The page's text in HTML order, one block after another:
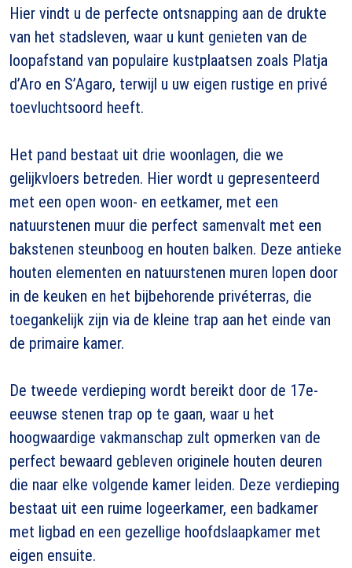
Hier vindt u de perfecte ontsnapping aan de drukte
van het stadsleven, waar u kunt genieten van de
loopafstand van populaire kustplaatsen zoals Platja
d’Aro en S’Agaro, terwijl u uw eigen rustige en privé
toevluchtsoord heeft.
Het pand bestaat uit drie woonlagen, die we
gelijkvloers betreden. Hier wordt u gepresenteerd
met een open woon- en eetkamer, met een
natuurstenen muur die perfect samenvalt met een
bakstenen steunboog en houten balken. Deze antieke
houten elementen en natuurstenen muren lopen door
in de keuken en het bijbehorende privéterras, die
toegankelijk zijn via de kleine trap aan het einde van
de primaire kamer.
De tweede verdieping wordt bereikt door de 17e-
eeuwse stenen trap op te gaan, waar u het
hoogwaardige vakmanschap zult opmerken van de
perfect bewaard gebleven originele houten deuren
die naar elke volgende kamer leiden. Deze verdieping
bestaat uit een ruime logeerkamer, een badkamer
met ligbad en een gezellige hoofdslaapkamer met
eigen ensuite.